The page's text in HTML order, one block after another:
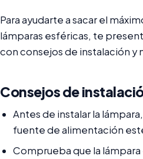
Para ayudarte a sacar el
lámparas esféricas, te
con consejos de instalación y
Consejos de
Antes de instalar la
fuente de alimentación
Comprueba que la